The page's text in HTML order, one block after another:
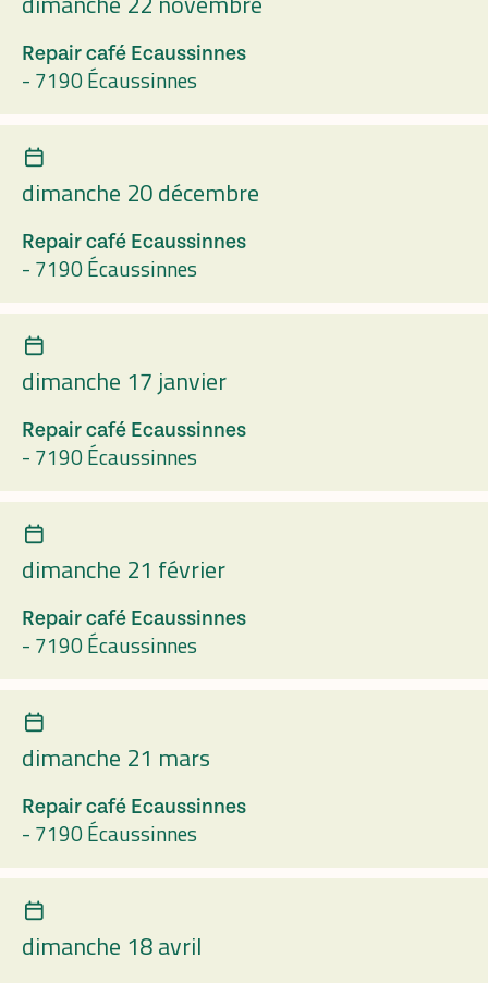
Repair café Ecaussinnes
- 7190 Écaussinnes
dimanche 20 décembre
Repair café Ecaussinnes
- 7190 Écaussinnes
dimanche 17 janvier
Repair café Ecaussinnes
- 7190 Écaussinnes
dimanche 21 février
Repair café Ecaussinnes
- 7190 Écaussinnes
dimanche 21 mars
Repair café Ecaussinnes
- 7190 Écaussinnes
dimanche 18 avril